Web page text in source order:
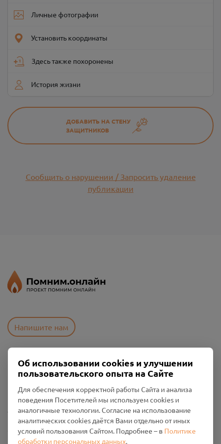
Личные фотографии
Установить координаты
Здесь также похоронены
История жизни
ДОБАВИТЬ НА СТЕНУ
ЗАЩИТНИКОВ
Сообщить о нарушении / Запросить удаление
публикации
Напишите нам
Пользовательское соглашение
Политика конфиденциальности
Промо-материалы
Настройки cookies
Общество с ограниченной ответственностью «Смоленский
Проект Помним»
Об использовании cookies и улучшении
пользовательского опыта на Сайте
Для обеспечения корректной работы Сайта и анализа
поведения Посетителей мы используем cookies и
аналогичные технологии. Согласие на использование
аналитических cookies даётся Вами отдельно от иных
условий пользования Сайтом. Подробнее – в Политике
обработки персональных данных.